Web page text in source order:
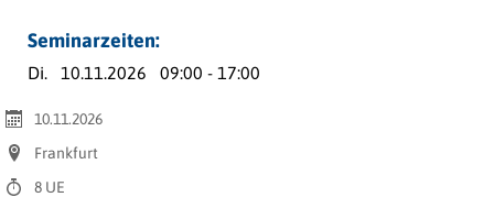
Seminarzeiten:
Di. 10.11.2026 09:00 - 17:00
10.11.2026
Frankfurt
8 UE